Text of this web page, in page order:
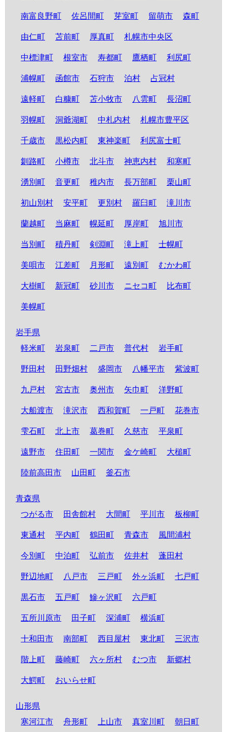
南富良野町 佐呂間町 芽室町 留萌市 森町
由仁町 苫前町 厚真町 札幌市中央区
中標津町 根室市 寿都町 鷹栖町 利尻町
浦幌町 函館市 石狩市 泊村 占冠村
遠軽町 白糠町 苫小牧市 八雲町 長沼町
羽幌町 洞爺湖町 中札内村 札幌市豊平区
千歳市 黒松内町 東神楽町 利尻富士町
釧路町 小樽市 北斗市 神恵内村 和寒町
湧別町 音更町 稚内市 長万部町 栗山町
初山別村 安平町 更別村 羅臼町 滝川市
蘭越町 当麻町 幌延町 厚岸町 旭川市
当別町 積丹町 剣淵町 滝上町 士幌町
美唄市 江差町 月形町 遠別町 むかわ町
大樹町 新冠町 砂川市 ニセコ町 比布町
美幌町
岩手県
軽米町
岩泉町 二戸市 普代村 岩手町
野田村 田野畑村 盛岡市 八幡平市 紫波町
九戸村 宮古市 奥州市 矢巾町 洋野町
大船渡市 滝沢市 西和賀町 一戸町 花巻市
雫石町 北上市 葛巻町 久慈市 平泉町
遠野市 住田町 一関市 金ケ崎町 大槌町
陸前高田市 山田町 釜石市
青森県
つがる市
田舎館村 大間町 平川市 板柳町
東通村 平内町 鶴田町 青森市 風間浦村
今別町 中泊町 弘前市 佐井村 蓬田村
野辺地町 八戸市 三戸町 外ヶ浜町 七戸町
黒石市 五戸町 鰺ヶ沢町 六戸町
五所川原市 田子町 深浦町 横浜町
十和田市 南部町 西目屋村 東北町 三沢市
階上町 藤崎町 六ヶ所村 むつ市 新郷村
大鰐町 おいらせ町
山形県
寒河江市
舟形町 上山市 真室川町 朝日町